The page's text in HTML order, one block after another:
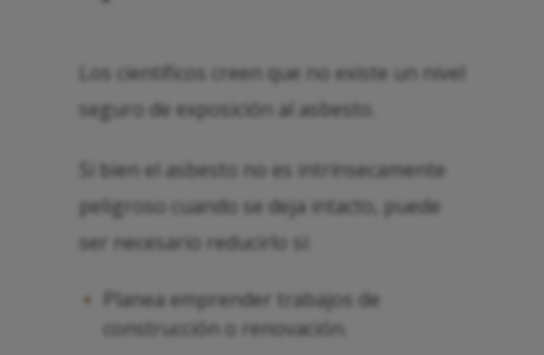
Los científicos creen que no existe un nivel
seguro de exposición al asbesto.
Si bien el asbesto no es intrínsecamente
peligroso cuando se deja intacto, puede
ser necesario reducirlo si:
Planea emprender trabajos de
construcción o renovación.